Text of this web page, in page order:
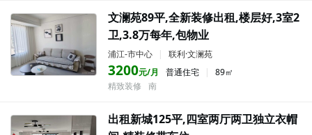
文澜苑89平,全新装修出租,楼层好,3室2
卫,3.8万每年,包物业
浦江-市中心 | 联利·文澜苑
3200元/月 普通住宅 |
89㎡
精致装修
南
出租新城125平,四室两厅两卫独立衣帽